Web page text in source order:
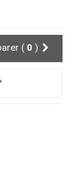
Comparer ( 0 )